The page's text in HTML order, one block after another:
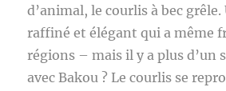
d’animal, le courlis à bec grêle.
raffiné et élégant qui a même
régions – mais il y a plus d’un
avec Bakou ? Le courlis se